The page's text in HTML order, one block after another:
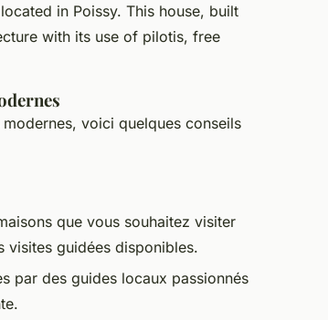
in Poissy. This house, built
with its use of pilotis, free
voici quelques conseils
que vous souhaitez visiter
visites guidées disponibles.
par des guides locaux passionnés